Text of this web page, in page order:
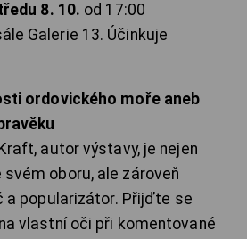
8. 10. od 17:00
Galerie 13. Účinkuje
ordovického moře aneb
autor výstavy, je nejen
oboru, ale zároveň
a popularizátor. Přijďte se
vlastní oči při komentované